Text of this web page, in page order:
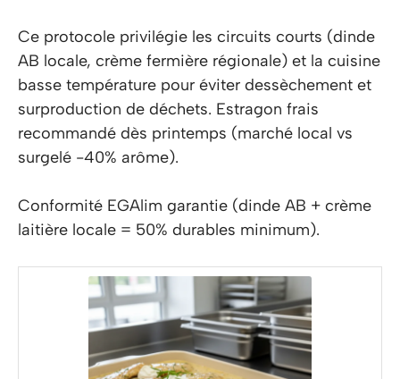
Ce protocole privilégie les circuits courts (dinde
AB locale, crème fermière régionale) et la cuisine
basse température pour éviter dessèchement et
surproduction de déchets. Estragon frais
recommandé dès printemps (marché local vs
surgelé -40% arôme).
Conformité EGAlim garantie (dinde AB + crème
laitière locale = 50% durables minimum).